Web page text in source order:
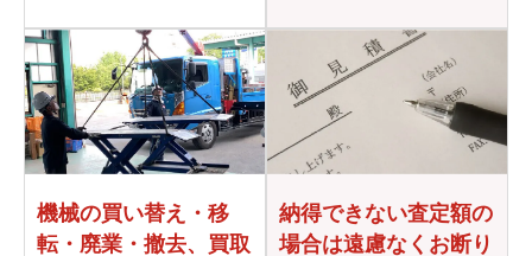
機械の買い替え・移
転・ 廃業・撤去、買取
納得できない査定額の
場合は遠慮なくお断り